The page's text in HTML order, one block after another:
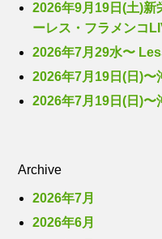
2026年9月19日(土)
ーレス・フラメンコ
2026年7月29水〜
2026年7月19日(日)〜
2026年7月19日(日)〜
Archive
2026年7月
2026年6月